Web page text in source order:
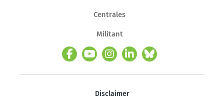
Centrales
Militant
Disclaimer